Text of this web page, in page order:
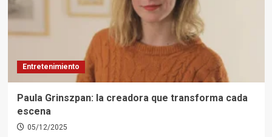
Entretenimiento
Paula Grinszpan: la creadora que transforma cada
escena
05/12/2025